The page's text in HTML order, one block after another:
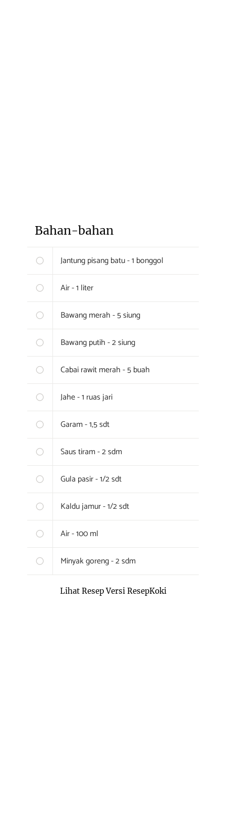
Bahan-bahan
Jantung pisang batu - 1 bonggol
Air - 1 liter
Bawang merah - 5 siung
Bawang putih - 2 siung
Cabai rawit merah - 5 buah
Jahe - 1 ruas jari
Garam - 1,5 sdt
Saus tiram - 2 sdm
Gula pasir - 1/2 sdt
Kaldu jamur - 1/2 sdt
Air - 100 ml
Minyak goreng - 2 sdm
Lihat Resep Versi ResepKoki